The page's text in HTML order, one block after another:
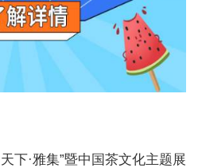
下·雅集”暨中国茶文化主题展